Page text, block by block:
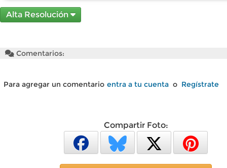
Alta Resolución
Comentarios:
Para agregar un comentario entra a tu cuenta o Regístrate
Compartir Foto: